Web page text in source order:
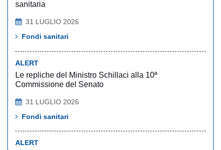
sanitaria
31 LUGLIO 2026
Fondi sanitari
ALERT
Le repliche del Ministro Schillaci alla 10ª
Commissione del Senato
31 LUGLIO 2026
Fondi sanitari
ALERT